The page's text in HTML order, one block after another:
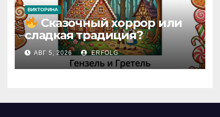
ВИКТОРИНА
Сказочный хоррор или
сладкая традиция?
Открываем секреты
вчерашней викторины!
АВГ 5, 2026 ERFOLG